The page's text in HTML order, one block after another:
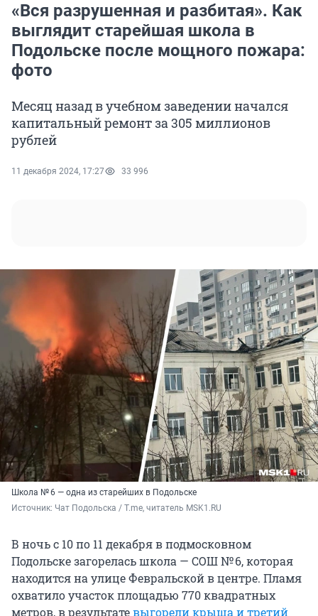
«Вся разрушенная и разбитая». Как
выглядит старейшая школа в
Подольске после мощного пожара:
фото
Месяц назад в учебном заведении начался
капитальный ремонт за 305 миллионов
рублей
11 декабря 2024, 17:27 33 996
Школа № 6 — одна из старейших в Подольске
Источник: Чат Подольска / T.me, читатель MSK1.RU
В ночь с 10 по 11 декабря в подмосковном
Подольске загорелась школа — СОШ № 6, которая
находится на улице Февральской в центре. Пламя
охватило участок площадью 770 квадратных
метров, в результатевыгорели крыша и третий